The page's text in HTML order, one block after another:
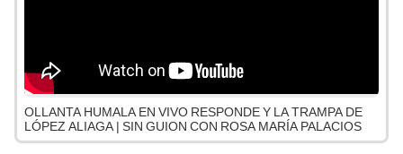
OLLANTA HUMALA EN VIVO RESPONDE Y LA TRAMPA DE
LÓPEZ ALIAGA | SIN GUION CON ROSA MARÍA PALACIOS